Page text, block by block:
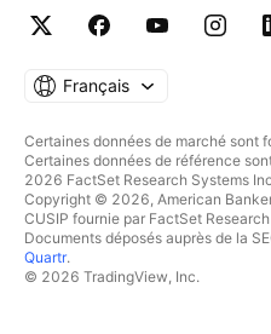
Français
Certaines données de marché sont
Certaines données de référence
2026 FactSet Research Systems
Copyright © 2026, American
CUSIP fournie par FactSet
Documents déposés auprès de la
Quartr.
© 2026 TradingView, Inc.